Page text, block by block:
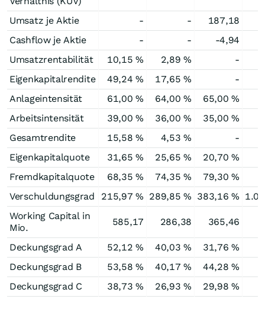
Umsatz je Aktie - - 187,18
Cashflow je Aktie
- -
-4,94
Umsatzrentabilität
10,15 % 2,89 %
-
Eigenkapitalrendite
49,24 % 17,65 %
-
Anlageintensität
61,00 % 64,00 % 65,00 %
Arbeitsintensität
39,00 % 36,00 % 35,00 %
Gesamtrendite
15,58 % 4,53 %
-
Eigenkapitalquote
31,65 % 25,65 % 20,70 %
Fremdkapitalquote
68,35 % 74,35 % 79,30 %
Verschuldungsgrad
215,97 % 289,85 % 383,16 %
Working Capital in
Mio.
585,17 286,38 365,46
Deckungsgrad A 52,12 % 40,03 % 31,76 %
Deckungsgrad B
53,58 % 40,17 % 44,28 %
Deckungsgrad C
38,73 % 26,93 % 29,98 %